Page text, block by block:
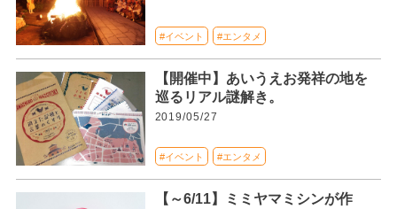
#イベント #エンタメ
【開催中】あいうえお発祥の地を
巡るリアル謎解き。
2019/05/27
#イベント #エンタメ
【～6/11】ミミヤマミシンが作